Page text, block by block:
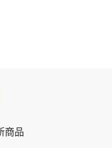
商品